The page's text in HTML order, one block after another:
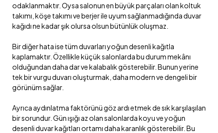
odaklanmaktır. Oysa salonun en büyük parçaları olan koltuk
takımı, köşe takımı ve berjer ile uyum sağlanmadığında duvar
kağıdı ne kadar şık olursa olsun bütünlük oluşmaz.
Bir diğer hata ise tüm duvarları yoğun desenli kağıtla
kaplamaktır. Özellikle küçük salonlarda bu durum mekânı
olduğundan daha dar ve kalabalık gösterebilir. Bunun yerine
tek bir vurgu duvarı oluşturmak, daha modern ve dengeli bir
görünüm sağlar.
Ayrıca aydınlatma faktörünü göz ardı etmek de sık karşılaşılan
bir sorundur. Gün ışığı az olan salonlarda koyu ve yoğun
desenli duvar kağıtları ortamı daha karanlık gösterebilir. Bu